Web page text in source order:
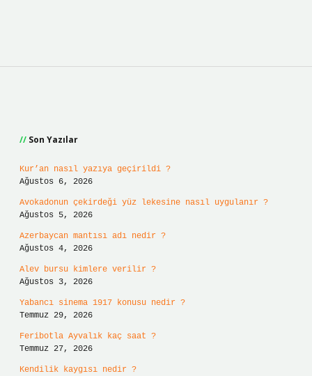
Son Yazılar
Kur’an nasıl yazıya geçirildi ?
Ağustos 6, 2026
Avokadonun çekirdeği yüz lekesine nasıl uygulanır ?
Ağustos 5, 2026
Azerbaycan mantısı adı nedir ?
Ağustos 4, 2026
Alev bursu kimlere verilir ?
Ağustos 3, 2026
Yabancı sinema 1917 konusu nedir ?
Temmuz 29, 2026
Feribotla Ayvalık kaç saat ?
Temmuz 27, 2026
Kendilik kaygısı nedir ?